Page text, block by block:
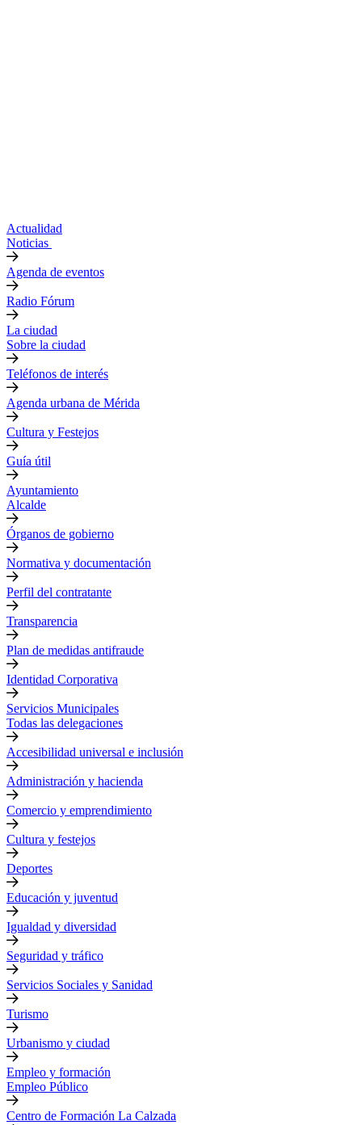
Actualidad
Noticias
Agenda de eventos
Radio Fórum
La ciudad
Sobre la ciudad
Teléfonos de interés
Agenda urbana de Mérida
Cultura y Festejos
Guía útil
Ayuntamiento
Alcalde
Órganos de gobierno
Normativa y documentación
Perfil del contratante
Transparencia
Plan de medidas antifraude
Identidad Corporativa
Servicios Municipales
Todas las delegaciones
Accesibilidad universal e inclusión
Administración y hacienda
Comercio y emprendimiento
Cultura y festejos
Deportes
Educación y juventud
Igualdad y diversidad
Seguridad y tráfico
Servicios Sociales y Sanidad
Turismo
Urbanismo y ciudad
Empleo y formación
Empleo Público
Centro de Formación La Calzada